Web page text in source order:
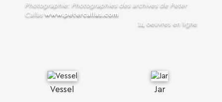
Photographie: Photographies des archives de Peter
Callas www.petercallas.com
14 oeuvres en ligne
Vessel Jar